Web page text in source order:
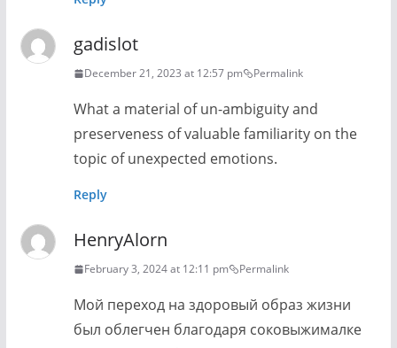
gadislot
December 21, 2023 at 12:57 pm Permalink
What a material of un-ambiguity and
preserveness of valuable familiarity on the
topic of unexpected emotions.
Reply
HenryAlorn
February 3, 2024 at 12:11 pm Permalink
Мой переход на здоровый образ жизни
был облегчен благодаря соковыжималке